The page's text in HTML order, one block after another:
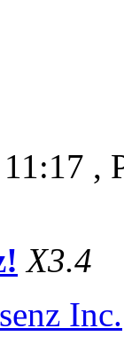
,
X3.4
Inc.